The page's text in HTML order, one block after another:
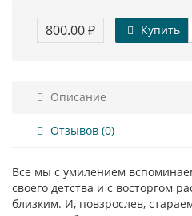
800.00 ₽ Купить
Описание
Отзывов (0)
Все мы с умилением
своего детства и с восторгом
близким. И, повзрослев,